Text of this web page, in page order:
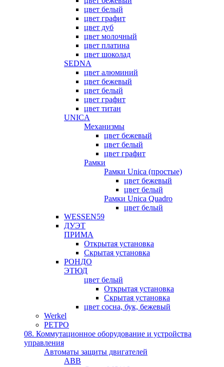
цвет белый
цвет графит
цвет дуб
цвет молочный
цвет платина
цвет шоколад
SEDNA
цвет алюминий
цвет бежевый
цвет белый
цвет графит
цвет титан
UNICA
Механизмы
цвет бежевый
цвет белый
цвет графит
Рамки
Рамки Unica (простые)
цвет бежевый
цвет белый
Рамки Unica Quadro
цвет белый
WESSEN59
ДУЭТ
ПРИМА
Открытая установка
Скрытая установка
РОНДО
ЭТЮД
цвет белый
Открытая установка
Скрытая установка
цвет сосна, бук, бежевый
Werkel
РЕТРО
08. Коммутационное оборудование и устройства
управления
Автоматы защиты двигателей
ABB